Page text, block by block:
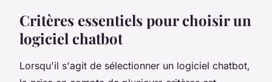
Critères essentiels pour choisir un
logiciel chatbot
Lorsqu'il s'agit de sélectionner un logiciel chatbot,